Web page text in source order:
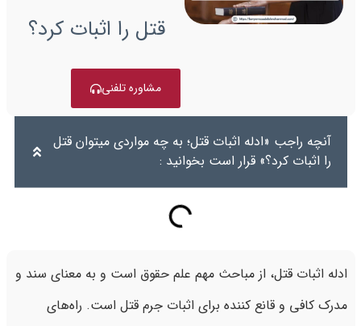
قتل را اثبات کرد؟
مشاوره تلفنی
آنچه راجب «ادله اثبات قتل؛ به چه مواردی میتوان قتل
را اثبات کرد؟» قرار است بخوانید :
ادله اثبات قتل، از مباحث مهم علم حقوق است و به معنای سند و
مدرک کافی و قانع کننده برای اثبات جرم قتل است. راه‌های